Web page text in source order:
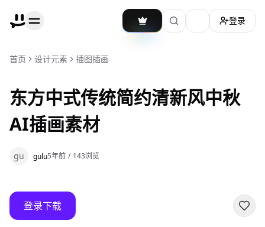
加载主题切换
登录
首页 设计元素 插图插画
东方中式传统简约清新风中秋
AI插画素材
gu gulu5年前 / 143浏览
登录下载